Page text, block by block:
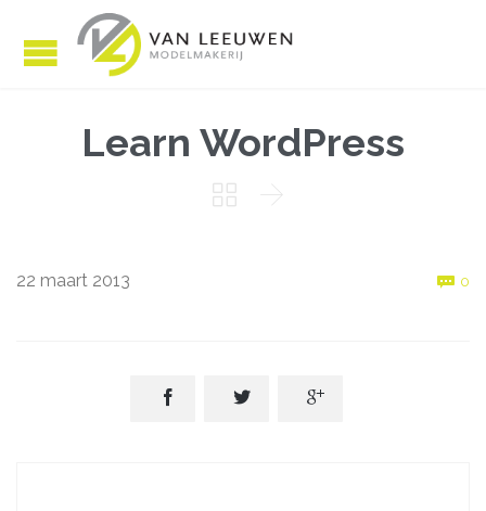
Learn WordPress
 
22 maart 2013  0
  